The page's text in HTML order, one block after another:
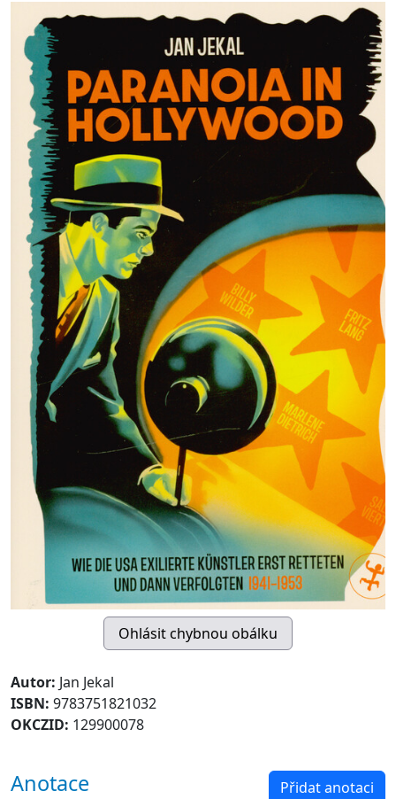
Autor: Jan Jekal
ISBN: 9783751821032
OKCZID: 129900078
Anotace Přidat anotaci